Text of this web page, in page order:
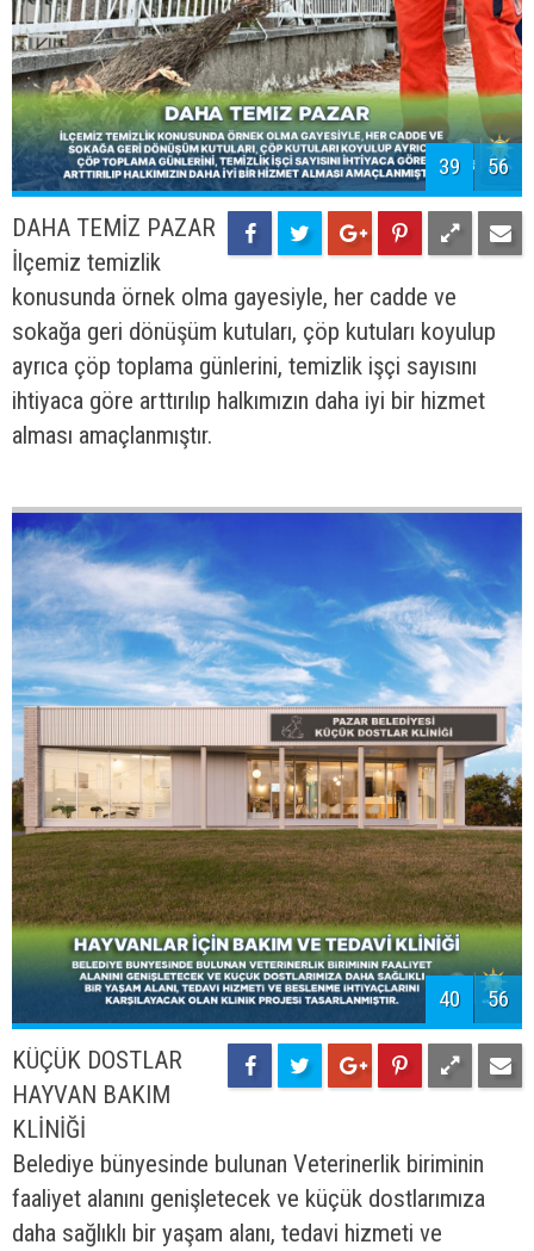
41 56
YENİ İSKELE
Sahil şehri olan
ilçemizde sosyal bir aktivite olan Olta Balıkçılığı için
daha elverişli bir ortam, ışıklandırılmış bir iskele,
manzaraya bakan oturma alanları ve seyir dürbünüyle
halkın hizmetine sunulması amaçlanmıştır.